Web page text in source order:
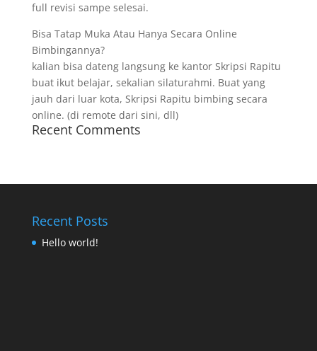
full revisi sampe selesai.
Bisa Tatap Muka Atau Hanya Secara Online
Bimbingannya?
kalian bisa dateng langsung ke kantor Skripsi Rapitu
buat ikut belajar, sekalian silaturahmi. Buat yang
jauh dari luar kota, Skripsi Rapitu bimbing secara
online. (di remote dari sini, dll)
Recent Comments
Recent Posts
Hello world!